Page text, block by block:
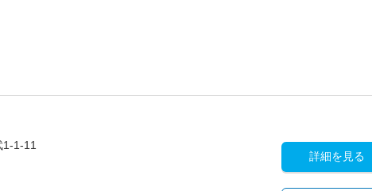
1-11
詳細を見る